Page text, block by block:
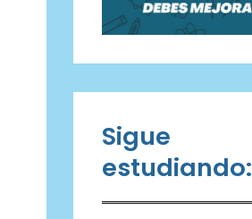
Sigue
estudiando: